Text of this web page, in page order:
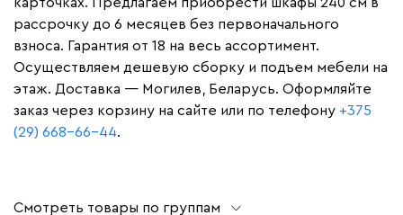
рассрочку до 6 месяцев без первоначального
взноса. Гарантия от 18 на весь ассортимент.
Осуществляем дешевую сборку и подъем мебели на
этаж. Доставка — Могилев, Беларусь. Оформляйте
заказ через корзину на сайте или по телефону +375
(29) 668-66-44.
Смотреть товары по группам